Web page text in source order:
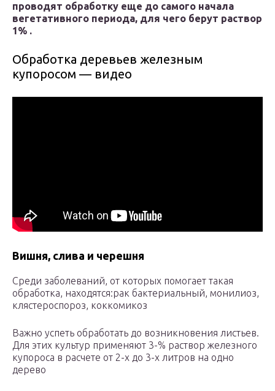
проводят обработку еще до самого начала
вегетативного периода, для чего берут раствор
1% .
Обработка деревьев железным
купоросом — видео
Вишня, слива и черешня
Среди заболеваний, от которых помогает такая
обработка, находятся:рак бактериальный, монилиоз,
клястероспороз, коккомикоз
Важно успеть обработать до возникновения листьев.
Для этих культур применяют 3-% раствор железного
купороса в расчете от 2-х до 3-х литров на одно
дерево